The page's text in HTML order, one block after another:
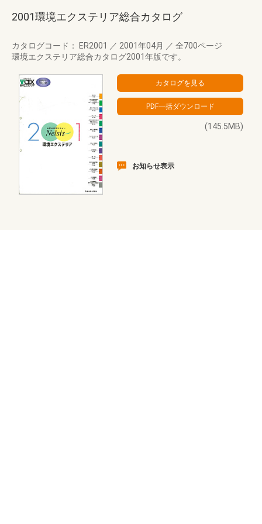
2001環境エクステリア総合カタログ
カタログコード： ER2001 ／ 2001年04月 ／ 全700ページ
環境エクステリア総合カタログ2001年版です。
(145.5MB)
お知らせ表示